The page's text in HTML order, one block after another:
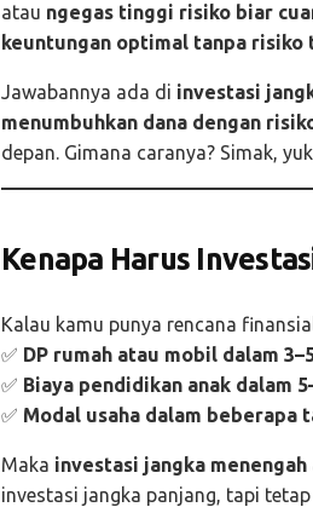
atau ngegas tinggi risiko biar
keuntungan optimal tanpa risiko
Jawabannya ada di investasi
menumbuhkan dana dengan
depan. Gimana caranya? Simak,
Kenapa Harus
Kalau kamu punya rencana
✅ DP rumah atau mobil dalam
✅ Biaya pendidikan anak dalam
✅ Modal usaha dalam beberapa
Maka investasi jangka
investasi jangka panjang, tapi